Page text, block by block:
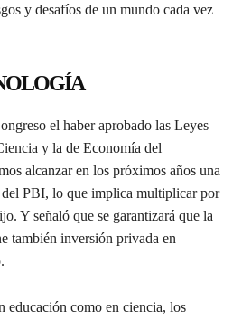
y desafíos de un mundo cada vez
el haber aprobado las Leyes
y la de Economía del
alcanzar en los próximos años una
PBI, lo que implica multiplicar por
Y señaló que se garantizará que la
también inversión privada en
educación como en ciencia, los